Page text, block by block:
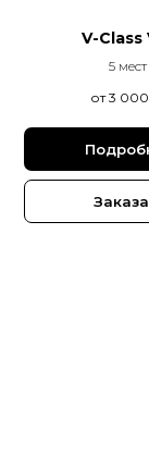
V-Class
5 мест
от 3 000